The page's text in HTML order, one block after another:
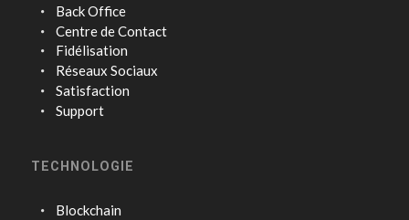
Back Office
Centre de Contact
Fidélisation
Réseaux Sociaux
Satisfaction
Support
TECHNOLOGIE
Blockchain